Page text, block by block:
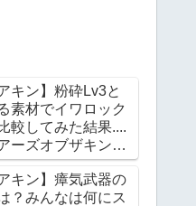
キン】粉砕Lv3と
素材でイワロック
較してみた結果....
ーズオブザキング
キン】瘴気武器の
？みんなは何にス